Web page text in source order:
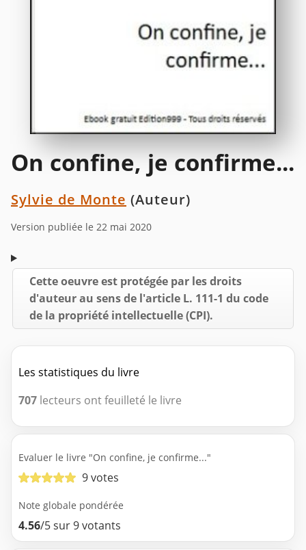
On confine, je confirme...
Sylvie de Monte (Auteur)
Version publiée le 22 mai 2020
Cette oeuvre est protégée par les droits
d'auteur au sens de l'article L. 111-1 du code
de la propriété intellectuelle (CPI).
Les statistiques du livre
707 lecteurs ont feuilleté le livre
Evaluer le livre "On confine, je confirme..."
9 votes
Note globale pondérée
4.56/5 sur 9 votants